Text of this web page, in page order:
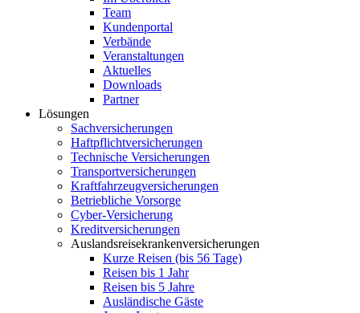
Team
Kundenportal
Verbände
Veranstaltungen
Aktuelles
Downloads
Partner
Lösungen
Sachversicherungen
Haftpflichtversicherungen
Technische Versicherungen
Transportversicherungen
Kraftfahrzeugversicherungen
Betriebliche Vorsorge
Cyber-Versicherung
Kreditversicherungen
Auslandsreisekrankenversicherungen
Kurze Reisen (bis 56 Tage)
Reisen bis 1 Jahr
Reisen bis 5 Jahre
Ausländische Gäste